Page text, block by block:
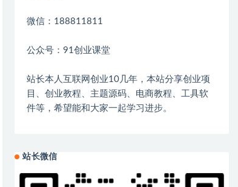
微信：188811811
公众号：91创业课堂
站长本人互联网创业10几年，本站分享创业项
目、创业教程、主题源码、电商教程、工具软
件等，希望能和大家一起学习进步。
站长微信